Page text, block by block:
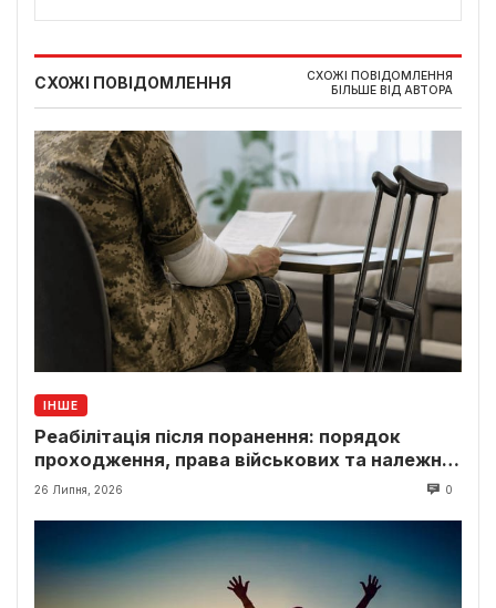
СХОЖІ ПОВІДОМЛЕННЯ
СХОЖІ ПОВІДОМЛЕННЯ
БІЛЬШЕ ВІД АВТОРА
ІНШЕ
Реабілітація після поранення: порядок
проходження, права військових та належні
виплати
26 Липня, 2026 0